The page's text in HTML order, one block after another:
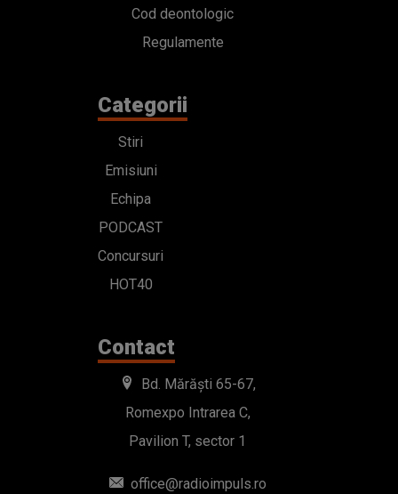
Cod deontologic
Regulamente
Categorii
Stiri
Emisiuni
Echipa
PODCAST
Concursuri
HOT40
Contact
Bd. Mărăști 65-67,
Romexpo Intrarea C,
Pavilion T, sector 1
office@radioimpuls.ro